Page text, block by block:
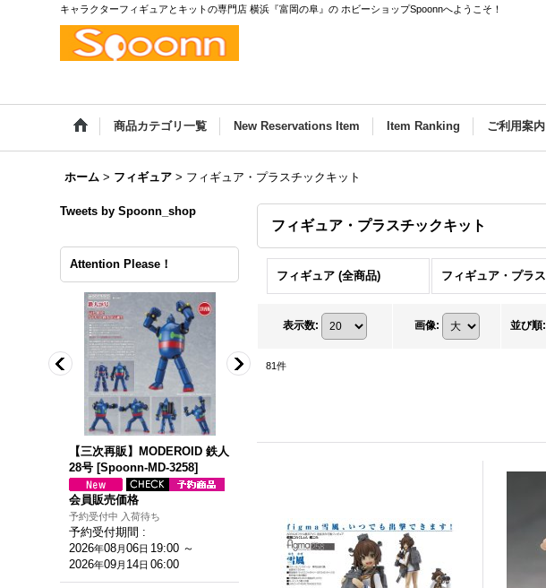
キャラクターフィギュアとキットの専門店 横浜『富岡の阜』の ホビーショップSpoonnへようこそ！
商品カテゴリ一覧 New Reservations Item Item Ranking ご利用案内
ホーム > フィギュア > フィギュア・プラスチックキット
Tweets by Spoonn_shop
Attention Please！
【三次再販】MODEROID 鉄人
28号 [Spoonn-MD-3258]
会員販売価格
予約受付中 入荷待ち
予約受付期間 :
2026年08月06日 19:00 ～
2026年09月 14日 06:00
予約受付中 入荷待ち
予約受付期間:
08月06日 19:00 ～
09月14日 06:00
会員販売価格
2026
フィギュア・プラスチックキット
フィギュア (全商品)
表示数: 画像: 並び順:
81件